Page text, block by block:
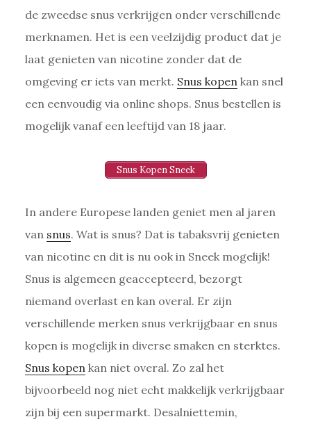
de zweedse snus verkrijgen onder verschillende
merknamen. Het is een veelzijdig product dat je
laat genieten van nicotine zonder dat de
omgeving er iets van merkt. Snus kopen kan snel
een eenvoudig via online shops. Snus bestellen is
mogelijk vanaf een leeftijd van 18 jaar.
Snus Kopen Sneek
In andere Europese landen geniet men al jaren
van snus. Wat is snus? Dat is tabaksvrij genieten
van nicotine en dit is nu ook in Sneek mogelijk!
Snus is algemeen geaccepteerd, bezorgt
niemand overlast en kan overal. Er zijn
verschillende merken snus verkrijgbaar en snus
kopen is mogelijk in diverse smaken en sterktes.
Snus kopen kan niet overal. Zo zal het
bijvoorbeeld nog niet echt makkelijk verkrijgbaar
zijn bij een supermarkt. Desalniettemin,